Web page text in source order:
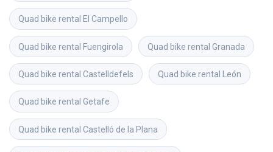
Quad bike rental El Campello
Quad bike rental Fuengirola Quad bike rental Granada
Quad bike rental Castelldefels Quad bike rental León
Quad bike rental Getafe
Quad bike rental Castelló de la Plana